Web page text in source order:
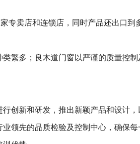
专卖店和连锁店，同时产品还出口到
类繁多；良木道门窗以严谨的质量控
创新和研发，推出新颖产品和设计，
业领先的品质检验及控制中心，确保每